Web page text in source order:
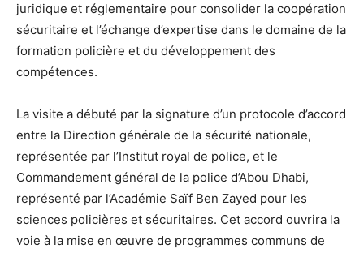
juridique et réglementaire pour consolider la coopération
sécuritaire et l’échange d’expertise dans le domaine de la
formation policière et du développement des
compétences.
La visite a débuté par la signature d’un protocole d’accord
entre la Direction générale de la sécurité nationale,
représentée par l’Institut royal de police, et le
Commandement général de la police d’Abou Dhabi,
représenté par l’Académie Saïf Ben Zayed pour les
sciences policières et sécuritaires. Cet accord ouvrira la
voie à la mise en œuvre de programmes communs de